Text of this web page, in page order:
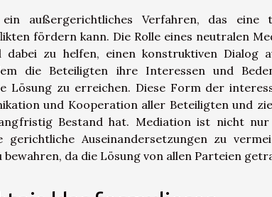
außergerichtliches Verfahren, das eine
fördern kann. Die Rolle eines neutralen
zu helfen, einen konstruktiven Dialog
die Beteiligten ihre Interessen und
Lösung zu erreichen. Diese Form der
und Kooperation aller Beteiligten und
Bestand hat. Mediation ist nicht
gerichtliche Auseinandersetzungen zu
bewahren, da die Lösung von allen Parteien